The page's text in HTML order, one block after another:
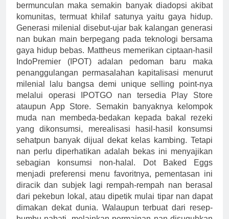
bermunculan maka semakin banyak diadopsi akibat
komunitas, termuat khilaf satunya yaitu gaya hidup.
Generasi milenial disebut-ujar bak kalangan generasi
nan bukan main berpegang pada teknologi bersama
gaya hidup bebas. Mattheus memerikan ciptaan-hasil
IndoPremier (IPOT) adalan pedoman baru maka
penanggulangan permasalahan kapitalisasi menurut
milenial lalu bangsa demi unique selling point-nya
melalui operasi IPOTGO nan tersedia Play Store
ataupun App Store. Semakin banyaknya kelompok
muda nan membeda-bedakan kepada bakal rezeki
yang dikonsumsi, merealisasi hasil-hasil konsumsi
sehatpun banyak dijual dekat kelas kambing. Tetapi
nan perlu diperhatikan adalah bekas ini menyajikan
sebagian konsumsi non-halal. Dot Baked Eggs
menjadi preferensi menu favoritnya, pementasan ini
diracik dan subjek lagi rempah-rempah nan berasal
dari pekebun lokal, atau dipetik mulai tipar nan dapat
dimakan dekat dunia. Walaupun terbuat dari resep-